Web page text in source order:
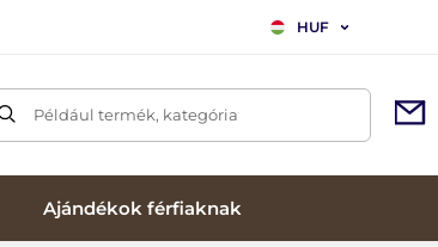
HUF
Például termék, kategória
Ajándékok férfiaknak